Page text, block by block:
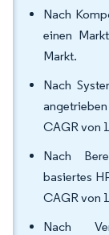
Nach
einen
Markt.
Nach
CAGR von
Nach
basiertes
CAGR von
Nach